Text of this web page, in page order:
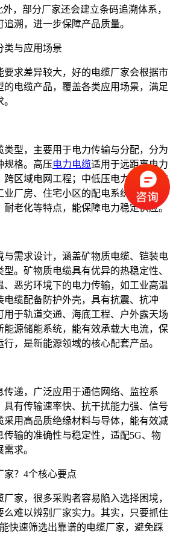
，部分厂家还会建立条码追溯体系，
溯，进一步保障产品质量。
类与应用场景
要求差异较大，好的电缆厂家会根据市
的电缆产品，覆盖各类应用场景，满足
类型，主要用于电力传输与分配，分为
规格。高压电力电缆适用于远距离电力
跨区域电网工程；中低压电力电缆则广
业厂房、住宅小区的配电系统，具有导
老化等特点，能保障电力稳定供应。
与需求设计，涵盖矿物质电缆、铠装电
。矿物质电缆具有优异的热稳定性、
、恶劣环境下的电力传输，如工业高温
电缆配备防护外壳，具有抗震、抗冲
用于轨道交通、海底工程、户外露天场
能源储能系统，能有效承载大电流，保
，是新能源领域的核心配套产品。
传递，广泛应用于通信网络、监控系
具有传输速率快、抗干扰能力强、信号
采用高品质绝缘材料与导体，能有效减
传输的准确性与稳定性，适配5G、物
求。
家？4个核心要点
家，很多采购者容易陷入选择困境，
么难以辨别厂家实力。其实，只要抓住
快速筛选出靠谱的电缆厂家，避免踩